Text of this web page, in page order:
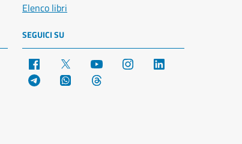
Elenco libri
SEGUICI SU
Facebook YouTube Instagram
Telegram WhatsApp